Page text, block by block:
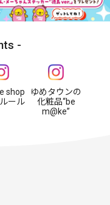
shop
ール
ゆめタウンの
化粧品“be
m@ke”